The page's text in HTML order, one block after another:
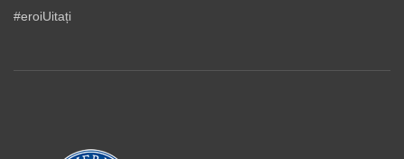
#eroiUitați